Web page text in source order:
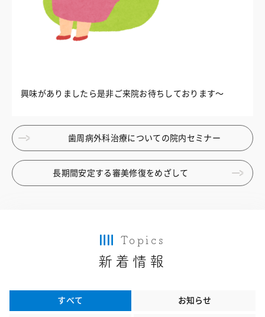
興味がありましたら是非ご来院お待ちしております〜
歯周病外科治療についての院内セミナー
長期間安定する審美修復をめざして
Topics
新着情報
すべて お知らせ